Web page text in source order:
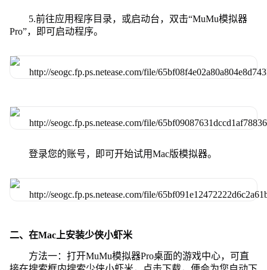
5.前往应用程序目录，或启动台，双击“MuMu模拟器
Pro”，即可启动程序。
登录您的账号，即可开始试用Mac版模拟器。
二、在Mac上安装少侠小虾米
方法一：打开MuMu模拟器Pro桌面的游戏中心，可直